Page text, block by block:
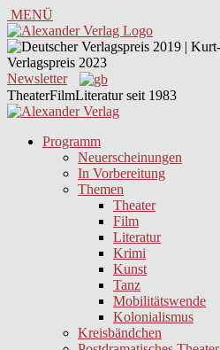
MENÜ
Newsletter
TheaterFilmLiteratur seit 1983
Programm
Neuerscheinungen
In Vorbereitung
Themen
Theater
Film
Literatur
Krimi
Kunst
Tanz
Mobilitätswende
Kolonialismus
Kreisbändchen